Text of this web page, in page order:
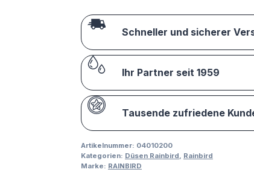
Schneller und sicherer
Ihr Partner seit 1959
Tausende zufriedene
Artikelnummer: 04010200
Kategorien: Düsen Rainbird, Rainbird
Marke: RAINBIRD